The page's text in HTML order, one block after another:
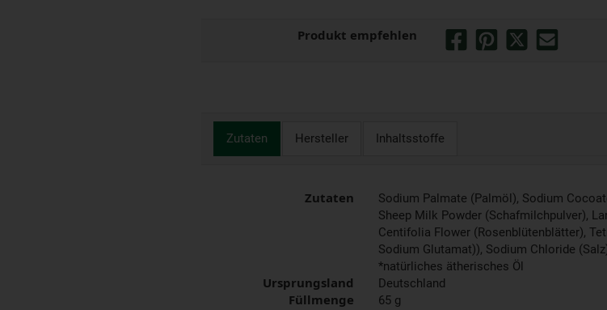
Produkt empfehlen
Zutaten Hersteller Inhaltsstoffe
Zutaten
Sodium Palmate (Palmöl), Sodium
Sheep Milk Powder (Schafmilchpulver),
Centifolia Flower (Rosenblütenblätter),
Sodium Glutamat)), Sodium Chloride
*natürliches ätherisches Öl
Ursprungsland
Deutschland
Füllmenge
65 g